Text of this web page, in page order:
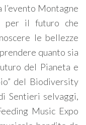
Montagne
per il futuro che
le bellezze
quanto sia
del Pianeta e
del Biodiversity
Sentieri selvaggi,
Music Expo